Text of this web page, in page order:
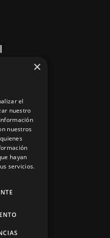
×
el
nuestro
nuestros
hayan
servicios.